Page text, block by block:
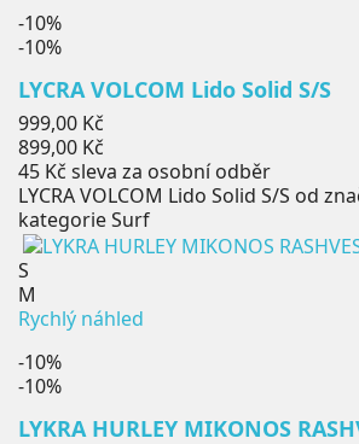
-10%
-10%
LYCRA VOLCOM Lido Solid S/S
Běžná
cena
999,00 Kč
Cena
899,00 Kč
45 Kč sleva za osobní odběr
LYCRA VOLCOM Lido Solid S/S od
kategorie Surf
S
M
Rychlý náhled
-10%
-10%
LYKRA HURLEY MIKONOS